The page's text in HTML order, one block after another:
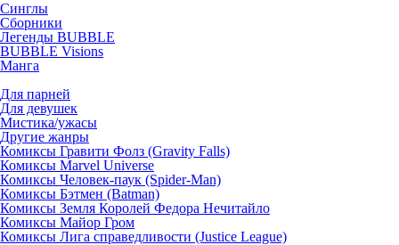
Синглы
Сборники
Легенды BUBBLE
BUBBLE Visions
Манга
Для парней
Для девушек
Мистика/ужасы
Другие жанры
Комиксы Гравити Фолз (Gravity Falls)
Комиксы Marvel Universe
Комиксы Человек-паук (Spider-Man)
Комиксы Бэтмен (Batman)
Комиксы Земля Королей Федора Нечитайло
Комиксы Майор Гром
Комиксы Лига справедливости (Justice League)